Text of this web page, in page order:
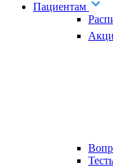
Пациентам